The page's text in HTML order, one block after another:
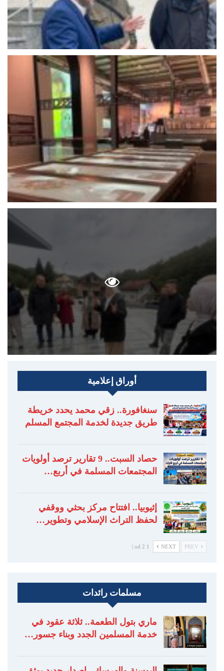
أوراق إعلامية
سنغافورة.. زقي محمد يحدد خريطة
طريق جديدة لخدمة المجتمع المسلم
حصاد السبت.. 9 تقارير ترصد أولويات
المجتمعات المسلمة في أربع…
إثيوبيا.. افتتاح مركز بحثي ووقفي
لحفظ التراث الإسلامي وتطوير…
NEXT
1 od 2 |
مسلمات رائدات
ماري بتول الطعمة.. ثلاثة عقود في
خدمة المسلمين الجدد وبناء جسور…